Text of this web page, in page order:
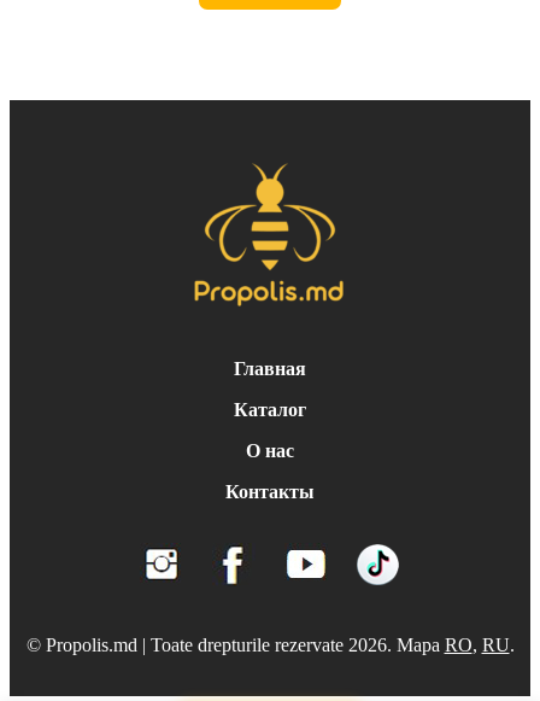
Главная
Каталог
О нас
Контакты
© Propolis.md | Toate drepturile rezervate 2026. Mapa RO, RU.